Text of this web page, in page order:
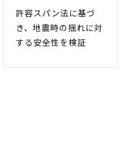
許容スパン法に基づ
き、地震時の揺れに対
する安全性を検証